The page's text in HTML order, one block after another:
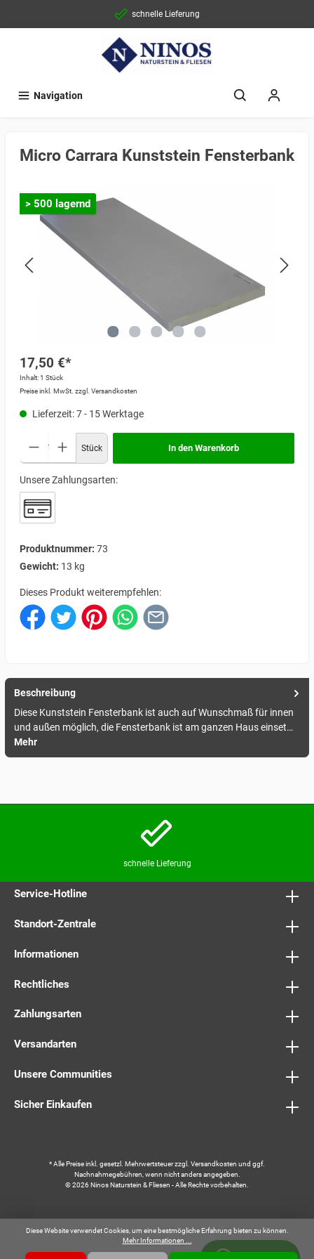
schnelle Lieferung
Navigation
Micro Carrara Kunststein Fensterbank
> 500 lagernd
17,50 €*
Inhalt:1 Stück
Preise inkl. MwSt. zzgl. Versandkosten
Lieferzeit: 7 - 15 Werktage
Stück In den Warenkorb
Unsere Zahlungsarten:
Produktnummer: 73
Gewicht: 13 kg
Dieses Produkt weiterempfehlen:
Beschreibung
Diese Kunststein Fensterbank ist auch auf Wunschmaß für innen
und außen möglich, die Fensterbank ist am ganzen Haus einset…
Mehr
schnelle Lieferung
Service-Hotline
Standort-Zentrale
Informationen
Rechtliches
Zahlungsarten
Versandarten
Unsere Communities
Sicher Einkaufen
* Alle Preise inkl. gesetzl. Mehrwertsteuer zzgl. Versandkosten und ggf.
Nachnahmegebühren, wenn nicht anders angegeben.
© 2026 Ninos Naturstein & Fliesen - Alle Rechte vorbehalten.
Diese Website verwendet Cookies, um eine bestmögliche Erfahrung bieten zu können.
Mehr Informationen ...